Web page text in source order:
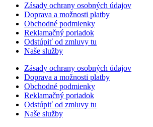
Zásady ochrany osobných údajov
Doprava a možnosti platby
Obchodné podmienky
Reklamačný poriadok
Odstúpiť od zmluvy tu
Naše služby
Zásady ochrany osobných údajov
Doprava a možnosti platby
Obchodné podmienky
Reklamačný poriadok
Odstúpiť od zmluvy tu
Naše služby